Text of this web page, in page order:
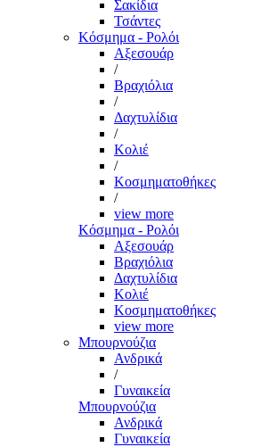
Σακίδια
Τσάντες
Κόσμημα - Ρολόι
Αξεσουάρ
/
Βραχιόλια
/
Δαχτυλίδια
/
Κολιέ
/
Κοσμηματοθήκες
/
view more
Κόσμημα - Ρολόι
Αξεσουάρ
Βραχιόλια
Δαχτυλίδια
Κολιέ
Κοσμηματοθήκες
view more
Μπουρνούζια
Ανδρικά
/
Γυναικεία
Μπουρνούζια
Ανδρικά
Γυναικεία